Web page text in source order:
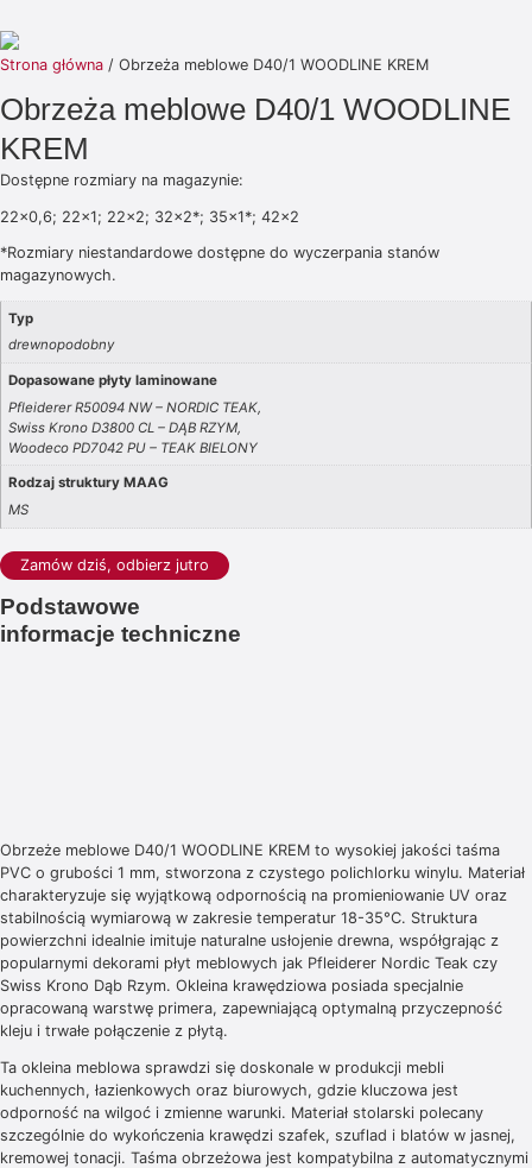
Strona główna / Obrzeża meblowe D40/1 WOODLINE KREM
Obrzeża meblowe D40/1 WOODLINE
KREM
Dostępne rozmiary na magazynie:
22×0,6; 22×1; 22×2; 32×2*; 35×1*; 42×2
*Rozmiary niestandardowe dostępne do wyczerpania stanów
magazynowych.
Typ
drewnopodobny
Dopasowane płyty laminowane
Pfleiderer R50094 NW – NORDIC TEAK,
Swiss Krono D3800 CL – DĄB RZYM,
Woodeco PD7042 PU – TEAK BIELONY
Rodzaj struktury MAAG
MS
Zamów dziś, odbierz jutro
Podstawowe
informacje techniczne
Obrzeże meblowe D40/1 WOODLINE KREM to wysokiej jakości taśma
PVC o grubości 1 mm, stworzona z czystego polichlorku winylu. Materiał
charakteryzuje się wyjątkową odpornością na promieniowanie UV oraz
stabilnością wymiarową w zakresie temperatur 18-35°C. Struktura
powierzchni idealnie imituje naturalne usłojenie drewna, współgrając z
popularnymi dekorami płyt meblowych jak Pfleiderer Nordic Teak czy
Swiss Krono Dąb Rzym. Okleina krawędziowa posiada specjalnie
opracowaną warstwę primera, zapewniającą optymalną przyczepność
kleju i trwałe połączenie z płytą.
Ta okleina meblowa sprawdzi się doskonale w produkcji mebli
kuchennych, łazienkowych oraz biurowych, gdzie kluczowa jest
odporność na wilgoć i zmienne warunki. Materiał stolarski polecany
szczególnie do wykończenia krawędzi szafek, szuflad i blatów w jasnej,
kremowej tonacji. Taśma obrzeżowa jest kompatybilna z automatycznymi